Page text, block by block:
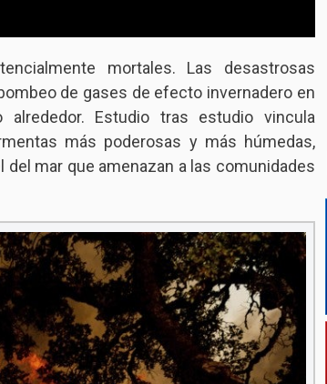
mortales. Las desastrosas
de gases de efecto invernadero en
Estudio tras estudio vincula
más poderosas y más húmedas,
mar que amenazan a las comunidades